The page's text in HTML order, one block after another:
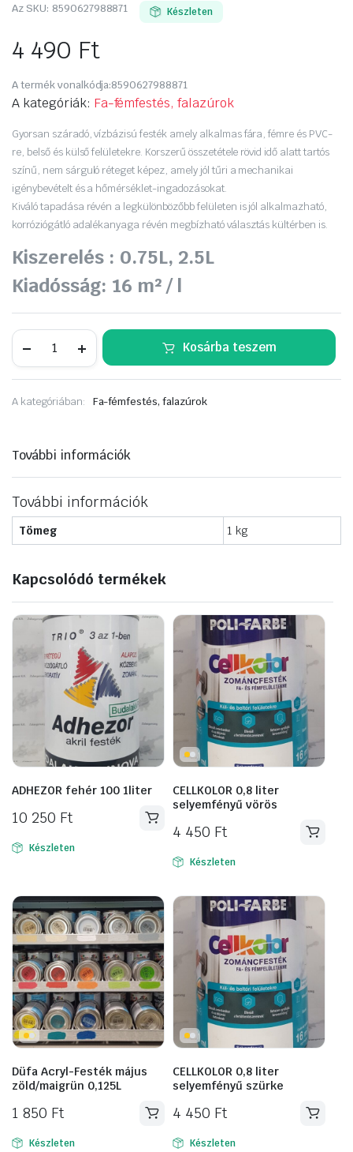
Az SKU: 8590627988871 Készleten
4 490 Ft
A termék vonalkódja:8590627988871
A kategóriák: Fa-fémfestés, falazúrok
Gyorsan száradó, vízbázisú festék amely alkalmas fára, fémre és PVC-
re, belső és külső felületekre. Korszerű összetétele rövid idő alatt tartós
színű, nem sárguló réteget képez, amely jól tűri a mechanikai
igénybevételt és a hőmérséklet-ingadozásokat.
Kiváló tapadása révén a legkülönbözőbb felületen is jól alkalmazható,
korróziógátló adalékanyaga révén megbízható választás kültérben is.
Kiszerelés : 0.75L, 2.5L
Kiadósság: 16 m² / l
Universal
0,75liter
mennyiség
Kosárba teszem
A kategóriában: Fa-fémfestés, falazúrok
További információk
További információk
Tömeg 1 kg
Kapcsolódó termékek
ADHEZOR fehér 100 1liter
10 250 Ft
Készleten
CELLKOLOR 0,8 liter
selyemfényű vörös
4 450 Ft
Készleten
Düfa Acryl-Festék május
zöld/maigrün 0,125L
1 850 Ft
Készleten
CELLKOLOR 0,8 liter
selyemfényű szürke
4 450 Ft
Készleten